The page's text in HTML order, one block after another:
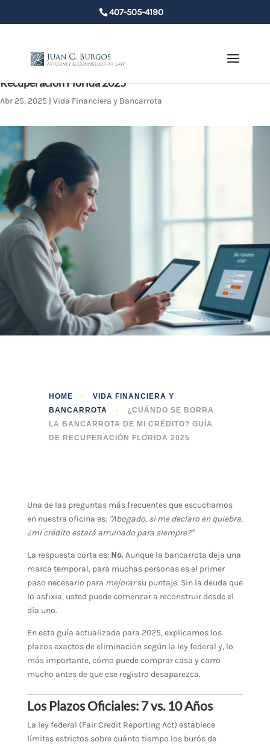
407-505-4190
Recuperación Florida 2025
Abr 25, 2025 | Vida Financiera y Bancarrota
HOME -
VIDA FINANCIERA Y
BANCARROTA
-
¿CUÁNDO SE BORRA
LA BANCARROTA DE MI CRÉDITO? GUÍA
DE RECUPERACIÓN FLORIDA 2025
Una de las preguntas más frecuentes que escuchamos
en nuestra oficina es: "Abogado, si me declaro en quiebra,
¿mi crédito estará arruinado para siempre?"
La respuesta corta es: No.Aunque la bancarrota deja una
marca temporal, para muchas personas es el primer
paso necesario para mejorarsu puntaje. Sin la deuda que
lo asfixia, usted puede comenzar a reconstruir desde el
día uno.
En esta guía actualizada para 2025, explicamos los
plazos exactos de eliminación según la ley federal y, lo
más importante, cómo puede comprar casa y carro
mucho antes de que ese registro desaparezca.
Los Plazos Oficiales: 7 vs. 10 Años
La ley federal (Fair Credit Reporting Act) establece
límites estrictos sobre cuánto tiempo los burós de